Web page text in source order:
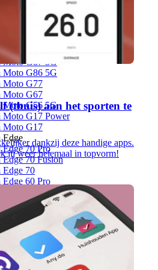
5
Moto G
Moto G87 5G
Moto G86 5G
Moto G77
Moto G67
Moto G56 5G
Moto G17 Power
Moto G17
Edge
70 Pro
70 Fusion
70
60 Pro
Razr 60 Ultra
10
10a
10 Pro XL
10 Pro
10
(thuis) aan het sporten te
dankzij deze handige apps.
jij weer helemaal in topvorm!